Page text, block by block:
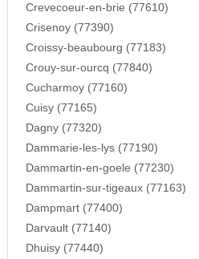
Crevecoeur-en-brie (77610)
Crisenoy (77390)
Croissy-beaubourg (77183)
Crouy-sur-ourcq (77840)
Cucharmoy (77160)
Cuisy (77165)
Dagny (77320)
Dammarie-les-lys (77190)
Dammartin-en-goele (77230)
Dammartin-sur-tigeaux (77163)
Dampmart (77400)
Darvault (77140)
Dhuisy (77440)